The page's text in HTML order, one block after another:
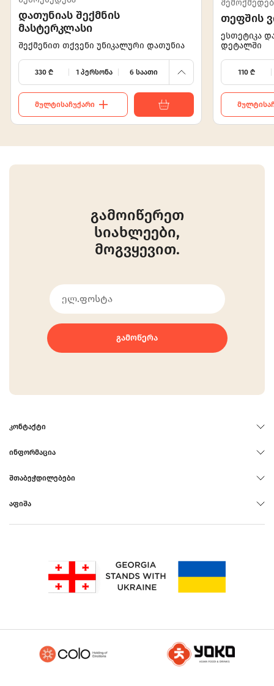
დათუნიას შექმნის
მასტერკლასი
შექმენით თქვენი უნიკალური დათუნია
330₾ 1 პერსონა 6 საათი
330
650
ᲛᲣᲚᲢᲘᲡᲐᲩᲣᲥᲐᲠᲘ
თეფშის
ესთეტიკა
დეტალში
110₾
110
220
გამოიწერეთ
სიახლეები,
მოგვყევით.
ᲒᲐᲛᲝᲬᲔᲠᲐ
ᲙᲝᲜᲢᲐᲥᲢᲘ
ᲘᲜᲤᲝᲠᲛᲐᲪᲘᲐ
ᲨᲗᲐᲑᲔᲭᲓᲘᲚᲔᲑᲔᲑᲘ
ᲐᲤᲘᲨᲐ